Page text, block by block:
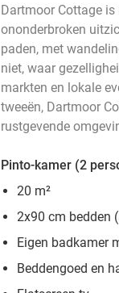
Dartmoor Cottage
ononderbroken
paden, met
niet, waar
markten en lokale
tweeën, Dartmoor
rustgevende
Pinto-kamer (2
20 m²
2x90 cm bedden
Eigen badkamer
Beddengoed en